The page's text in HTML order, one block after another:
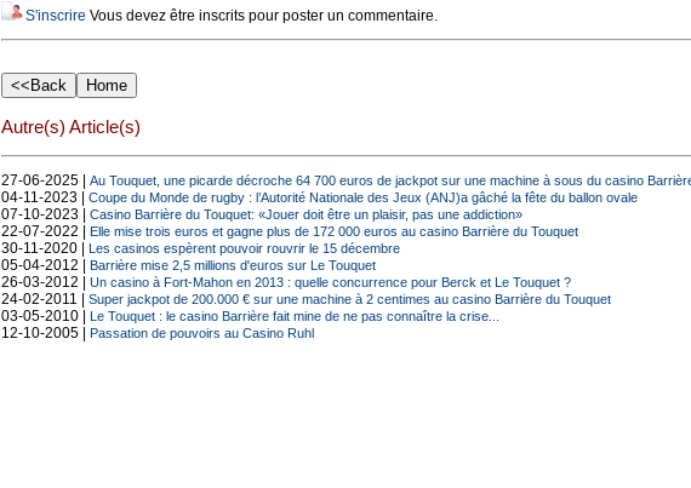
S'inscrire Vous devez être inscrits pour poster un commentaire.
Autre(s) Article(s)
27-06-2025 | Au Touquet, une picarde décroche 64 700 euros de jackpot sur une machine à sous du casino
04-11-2023 | Coupe du Monde de rugby : l’Autorité Nationale des Jeux (ANJ)a gâché la fête du ballon ovale
07-10-2023 | Casino Barrière du Touquet: «Jouer doit être un plaisir, pas une addiction»
22-07-2022 | Elle mise trois euros et gagne plus de 172 000 euros au casino Barrière du Touquet
30-11-2020 | Les casinos espèrent pouvoir rouvrir le 15 décembre
05-04-2012 | Barrière mise 2,5 millions d'euros sur Le Touquet
26-03-2012 | Un casino à Fort-Mahon en 2013 : quelle concurrence pour Berck et Le Touquet ?
24-02-2011 | Super jackpot de 200.000 € sur une machine à 2 centimes au casino Barrière du Touquet
03-05-2010 | Le Touquet : le casino Barrière fait mine de ne pas connaître la crise...
12-10-2005 | Passation de pouvoirs au Casino Ruhl